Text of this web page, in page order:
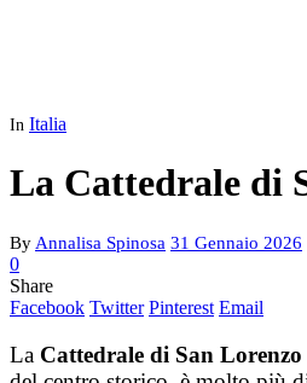
In Italia
La Cattedrale di
By Annalisa Spinosa 31 Gennaio 2026
0
Share
Facebook Twitter Pinterest Email
La Cattedrale di San Lorenzo